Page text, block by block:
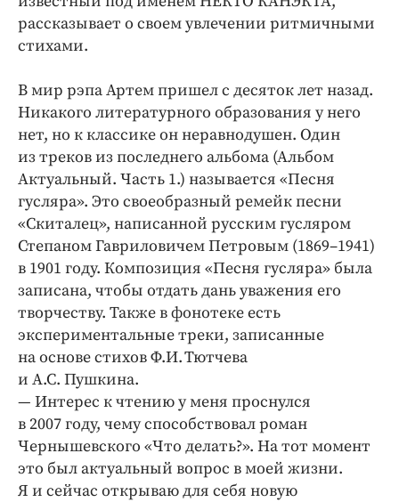
Праздники
Происшествия
Экономика и бизнес
ПРОЕКТЫ
Блоги
Издания
Медиаперсона
Интересное чтиво
Клиника года
Бренд года
Работодатель года
рассказывает о своем увлечении ритмичными
стихами.
В мир рэпа Артем пришел с десяток лет назад.
Никакого литературного образования у него
нет, но к классике он неравнодушен. Один
из треков из последнего альбома (Альбом
Актуальный. Часть 1.) называется «Песня
гусляра». Это своеобразный ремейк песни
«Скиталец», написанной русским гусляром
Степаном Гавриловичем Петровым (1869–1941)
в 1901 году. Композиция «Песня гусляра» была
записана, чтобы отдать дань уважения его
творчеству. Также в фонотеке есть
экспериментальные треки, записанные
на основе стихов Ф.И. Тютчева
и А.С. Пушкина.
— Интерес к чтению у меня проснулся
в 2007 году, чему способствовал роман
Чернышевского «Что делать?». На тот момент
это был актуальный вопрос в моей жизни.
Я и сейчас открываю для себя новую